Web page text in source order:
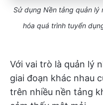
Sử dụng Nền tảng quản lý
hóa quá trình tuyển
Với vai trò là quản lý
giai đoạn khác nhau
trên nhiều nền tảng